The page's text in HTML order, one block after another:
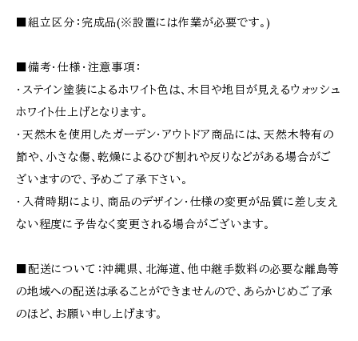
■組立区分：完成品(※設置には作業が必要です。)
■備考・仕様・注意事項：
・ステイン塗装によるホワイト色は、木目や地目が見えるウォッシュ
ホワイト仕上げとなります。
・天然木を使用したガーデン・アウトドア商品には、天然木特有の
節や、小さな傷、乾燥によるひび割れや反りなどがある場合がご
ざいますので、予めご了承下さい。
・入荷時期により、商品のデザイン・仕様の変更が品質に差し支え
ない程度に予告なく変更される場合がございます。
■配送について：沖縄県、北海道、他中継手数料の必要な離島等
の地域への配送は承ることができませんので、あらかじめご了承
のほど、お願い申し上げます。